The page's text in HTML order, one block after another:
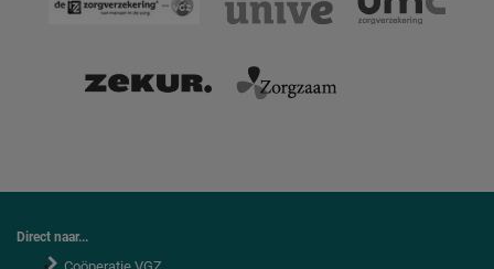
Direct naar...
Coöperatie VGZ